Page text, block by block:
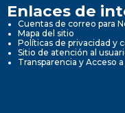
Enlaces de
Cuentas de correo para
Mapa del sitio
Políticas de privacidad y
Sitio de atención al
Transparencia y Acceso